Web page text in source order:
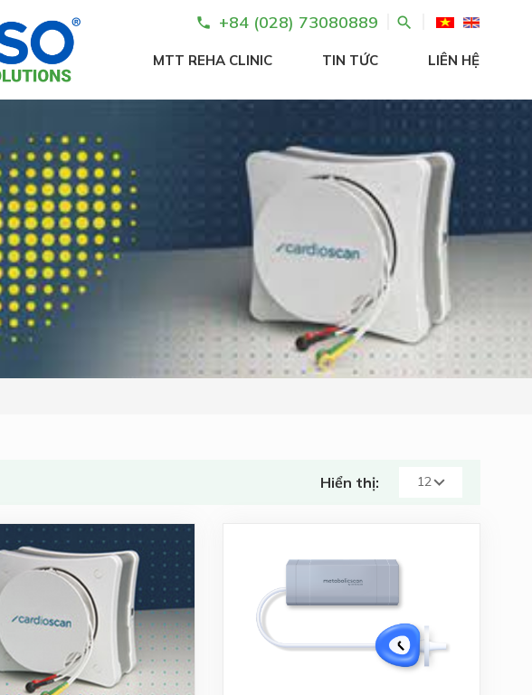
MTT REHA CLINIC TIN TỨC LIÊN HỆ
phone +84 (028) 73080889 search
Hiển thị: